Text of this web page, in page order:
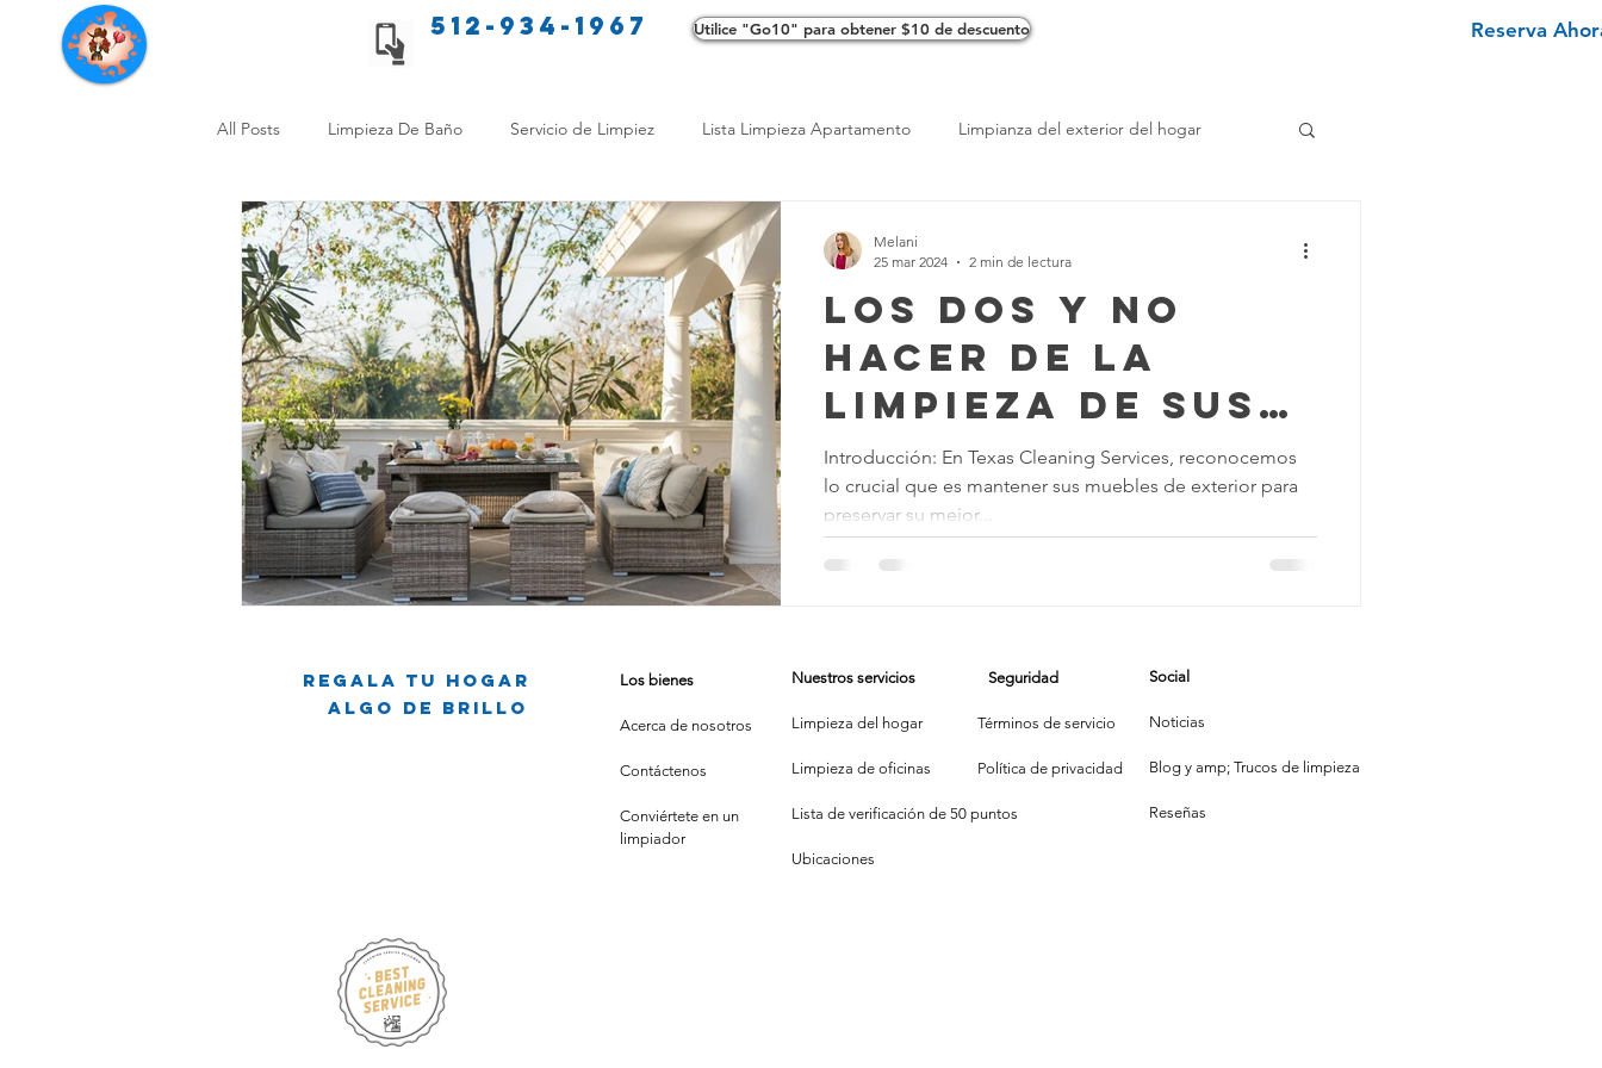
Servicios de limpieza de Texas 512-934-1967 Utilice "Go10" para obtener $10 de descuento Reserva
All Posts Limpieza De Baño Servicio de Limpiez Lista Limpieza Apartamento Limpianza del exterior del hogar
Consejos de limpieza para mascotas Consejos de limpieza ecológica
Limpieza Sin Alergias Beneficios de Profesionales LimpiezaTransformadora Limpieza Mantenimiento Hogar
Comparación Limpieza Hogar Opciones de limpieza Diferencias en Limpieza Truco de Limpieza Texano
Organiza tu Hogar Limpieza y Bienestar Productos de Limpieza Caseros Consejos para Eliminar Manchas
Viviendo en un apartamento Limpieza de Alfombras Texas Cleaning Services
Mitos de Limpieza Consejos de Limpieza Estacionales
Los Dos y No
Hacer de la
Limpieza de sus
Muebles de
Exterior
Introducción: En Texas Cleaning Services, reconocemos
lo crucial que es mantener sus muebles de exterior para
preservar su mejor...
Melani
25 mar 2024
2 min de lectura
Regala tu hogar
Algo de brillo
Los bienes
Acerca de nosotros
Contáctenos
Conviértete en un
limpiador
Nuestros servicios
Limpieza del hogar
Limpieza de oficinas
Lista de verificación de 50 puntos
Ubicaciones
Seguridad
Términos de servicio
Política de privacidad
Social
Noticias
Blog y amp; Trucos de limpieza
Reseñas